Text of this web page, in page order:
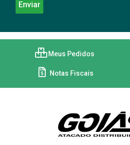
Meus Pedidos
Notas Fiscais